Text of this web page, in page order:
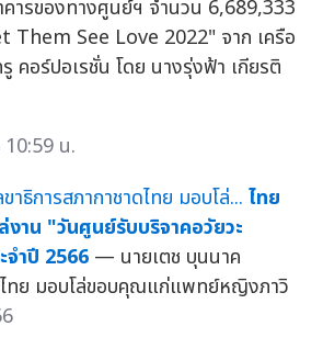
ารของทางศูนย์ฯ จำนวน 6,689,333
Them See Love 2022" จาก เครือ
คอร์ปอเรชั่น โดย นางรุ่งฟ้า เกียรติ
น.
ไทย
งาน "วันศูนย์รับบริจาคอวัยวะ
จำปี 2566 — นายเตช บุนนาค
ไทย มอบโล่ขอบคุณแก่แพทย์หญิงภาวิ